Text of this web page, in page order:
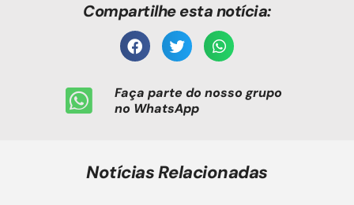
Compartilhe esta notícia:
Faça parte do nosso grupo
no WhatsApp
Notícias Relacionadas